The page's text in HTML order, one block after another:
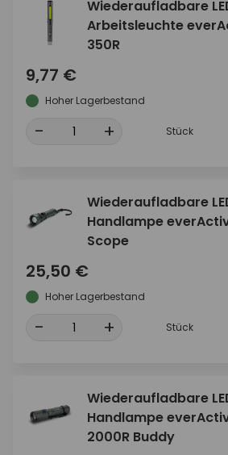
Wiederaufladbare
Arbeitsleuchte
350R
9,77 €
Hoher Lagerbestand
- + Stück
Wiederaufladbare
Handlampe
Scope
25,50 €
Hoher Lagerbestand
- + Stück
Wiederaufladbare
Handlampe
2000R Buddy